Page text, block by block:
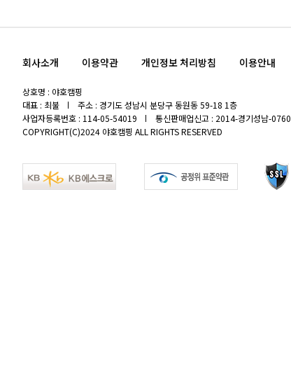
회사소개 이용약관 개인정보 처리방침 이용안내
상호명 : 야호캠핑
대표 : 최불
주소 : 경기도 성남시 분당구 동원동 59-18 1층
사업자등록번호 : 114-05-54019
통신판매업신고 : 2014-경기성남-0760
COPYRIGHT(C)2024 야호캠핑 ALL RIGHTS RESERVED